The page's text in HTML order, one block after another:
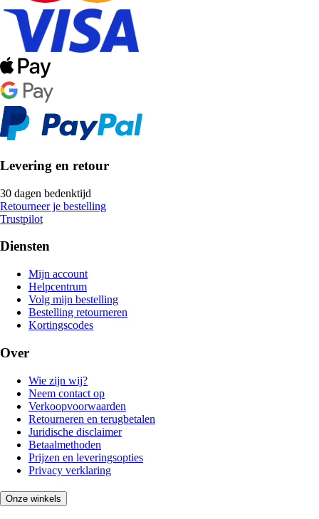
Levering en retour
30 dagen bedenktijd
Retourneer je bestelling
Trustpilot
Diensten
Mijn account
Helpcentrum
Volg mijn bestelling
Bestelling retourneren
Kortingscodes
Over
Wie zijn wij?
Neem contact op
Verkoopvoorwaarden
Retourneren en terugbetalen
Juridische disclaimer
Betaalmethoden
Prijzen en leveringsopties
Privacy verklaring
Onze winkels